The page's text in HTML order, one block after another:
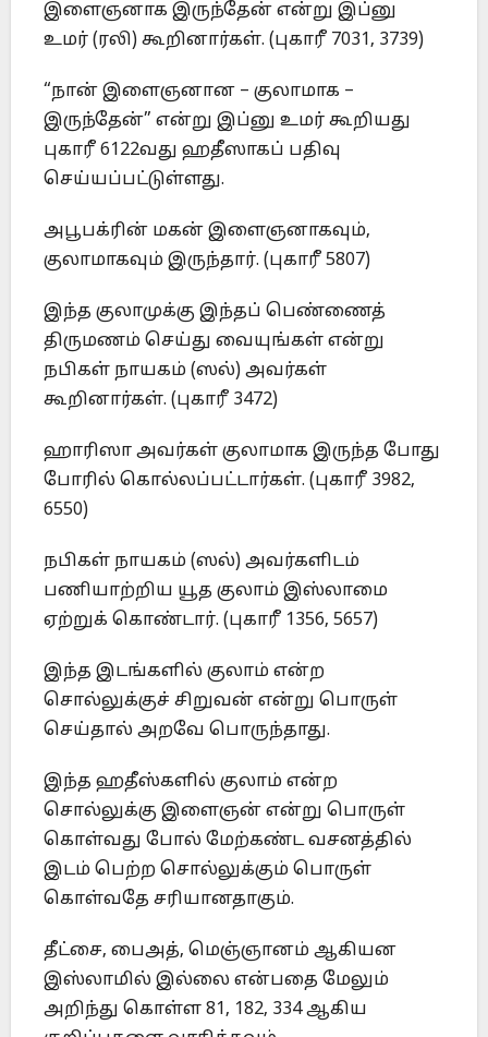
இளைஞனாக இருந்தேன் என்று இப்னு
உமர் (ரலி) கூறினார்கள். (புகாரீ 7031, 3739)
“நான் இளைஞனான – குலாமாக –
இருந்தேன்” என்று இப்னு உமர் கூறியது
புகாரீ 6122வது ஹதீஸாகப் பதிவு
செய்யப்பட்டுள்ளது.
அபூபக்ரின் மகன் இளைஞனாகவும்,
குலாமாகவும் இருந்தார். (புகாரீ 5807)
இந்த குலாமுக்கு இந்தப் பெண்ணைத்
திருமணம் செய்து வையுங்கள் என்று
நபிகள் நாயகம் (ஸல்) அவர்கள்
கூறினார்கள். (புகாரீ 3472)
ஹாரிஸா அவர்கள் குலாமாக இருந்த போது
போரில் கொல்லப்பட்டார்கள். (புகாரீ 3982,
6550)
நபிகள் நாயகம் (ஸல்) அவர்களிடம்
பணியாற்றிய யூத குலாம் இஸ்லாமை
ஏற்றுக் கொண்டார். (புகாரீ 1356, 5657)
இந்த இடங்களில் குலாம் என்ற
சொல்லுக்குச் சிறுவன் என்று பொருள்
செய்தால் அறவே பொருந்தாது.
இந்த ஹதீஸ்களில் குலாம் என்ற
சொல்லுக்கு இளைஞன் என்று பொருள்
கொள்வது போல் மேற்கண்ட வசனத்தில்
இடம் பெற்ற சொல்லுக்கும் பொருள்
கொள்வதே சரியானதாகும்.
தீட்சை, பைஅத், மெஞ்ஞானம் ஆகியன
இஸ்லாமில் இல்லை என்பதை மேலும்
அறிந்து கொள்ள 81, 182, 334 ஆகிய